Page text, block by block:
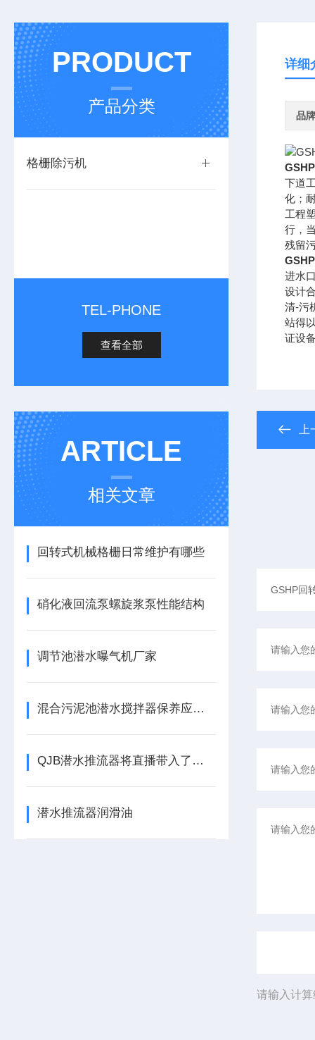
PRODUCT
产品分类
格栅除污机
TEL-PHONE
查看全部
ARTICLE
相关文章
回转式机械格栅日常维护有哪些
硝化液回流泵螺旋浆泵性能结构
调节池潜水曝气机厂家
混合污泥池潜水搅拌器保养应该注意哪些
QJB潜水推流器将直播带入了水下世界
潜水推流器润滑油
详细
品牌
下道
化；
工程
行，
残留
进水
设计
清-污
站得
证设
请输入计